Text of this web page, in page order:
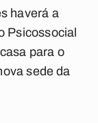
haverá a
Psicossocial
para o
sede da